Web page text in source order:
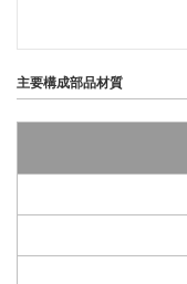
主要構成部品材質